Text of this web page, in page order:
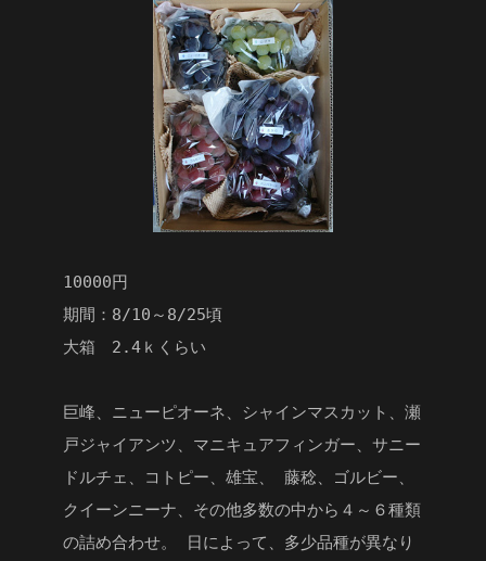
10000円
期間：8/10～8/25頃
大箱 2.4ｋくらい
巨峰、ニューピオーネ、シャインマスカット、瀬
戸ジャイアンツ、マニキュアフィンガー、サニー
ドルチェ、コトピー、雄宝、 藤稔、ゴルビー、
クイーンニーナ、その他多数の中から４～６種類
の詰め合わせ。 日によって、多少品種が異なり